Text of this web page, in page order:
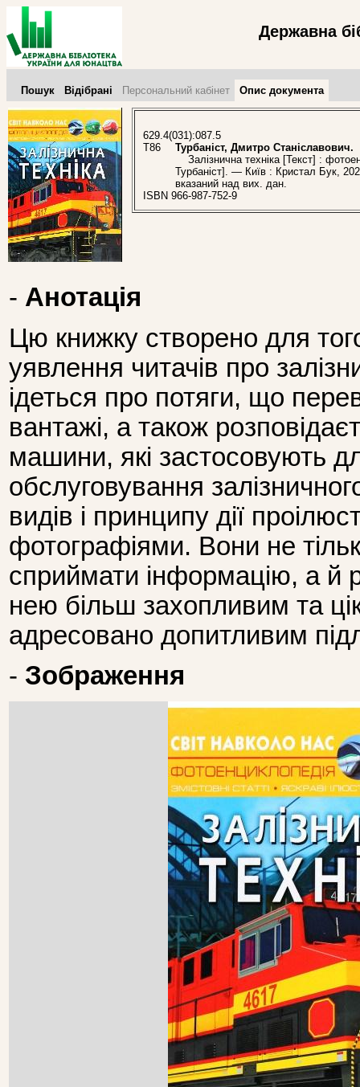
Державна
Пошук Відібрані Персональний кабінет Опис документа
629.4(031):087.5
Т86
Турбаніст, Дмитро Станіславович.
Залізнична техніка [Текст] :
Турбаніст]. — Київ : Кристал Бук,
вказаний над вих. дан.
ISBN 966-987-752-9
- Анотація
Цю книжку створено для
уявлення читачів про
ідеться про потяги, що
вантажі, а також
машини, які застосовують
обслуговування
видів і принципу дії
фотографіями. Вони не
сприймати інформацію, а й
нею більш захопливим та
адресовано допитливим
- Зображення